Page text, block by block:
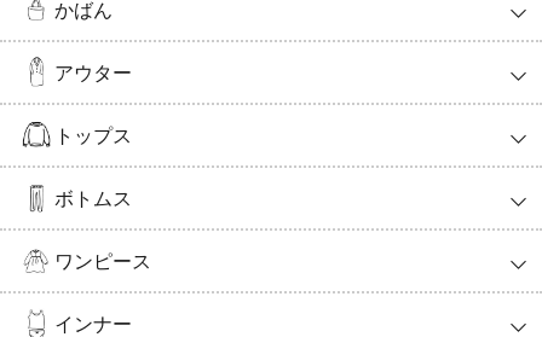
かばん
アウター
トップス
ボトムス
ワンピース
インナー